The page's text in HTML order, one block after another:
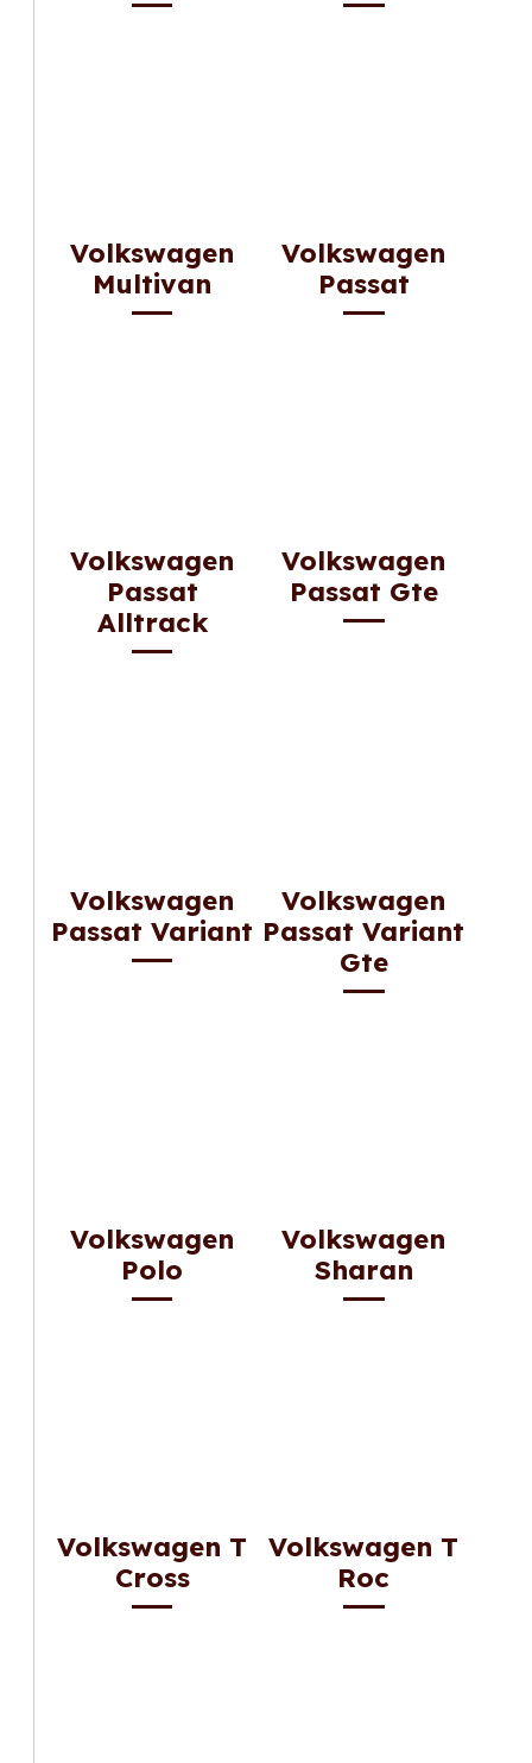
Volkswagen
Multivan
Volkswagen
Passat
Volkswagen
Passat
Alltrack
Volkswagen
Passat Gte
Volkswagen
Passat Variant
Volkswagen
Passat Variant
Gte
Volkswagen
Polo
Volkswagen
Sharan
Volkswagen T
Cross
Volkswagen T
Roc